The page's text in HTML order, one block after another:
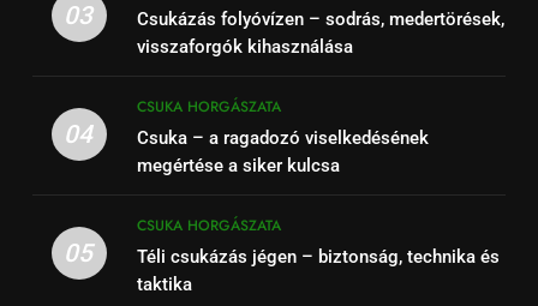
03
Csukázás folyóvízen – sodrás, medertörések,
visszaforgók kihasználása
04
CSUKA HORGÁSZATA
Csuka – a ragadozó viselkedésének
megértése a siker kulcsa
05
CSUKA HORGÁSZATA
Téli csukázás jégen – biztonság, technika és
taktika